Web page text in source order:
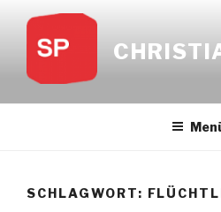
Inhalt
springen
SCHLAGWORT: